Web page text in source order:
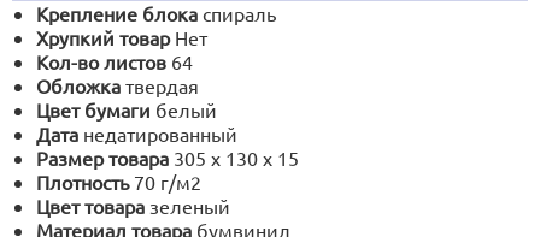
Крепление блока спираль
Хрупкий товар Нет
Кол-во листов 64
Обложка твердая
Цвет бумаги белый
Дата недатированный
Размер товара 305 х 130 х 15
Плотность 70 г/м2
Цвет товара зеленый
Материал товара бумвинил